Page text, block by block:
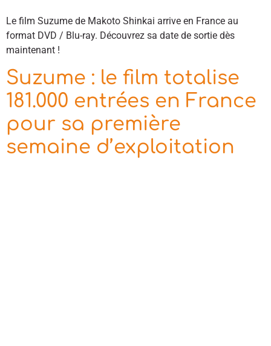
Le film Suzume de Makoto Shinkai arrive en France au
format DVD / Blu-ray. Découvrez sa date de sortie dès
maintenant !
Suzume : le film totalise
181.000 entrées en France
pour sa première
semaine d’exploitation